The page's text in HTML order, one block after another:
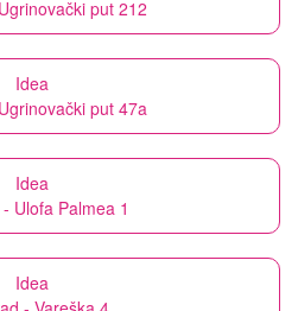
put 212
Idea
put 47a
Idea
Ulofa Palmea 1
Idea